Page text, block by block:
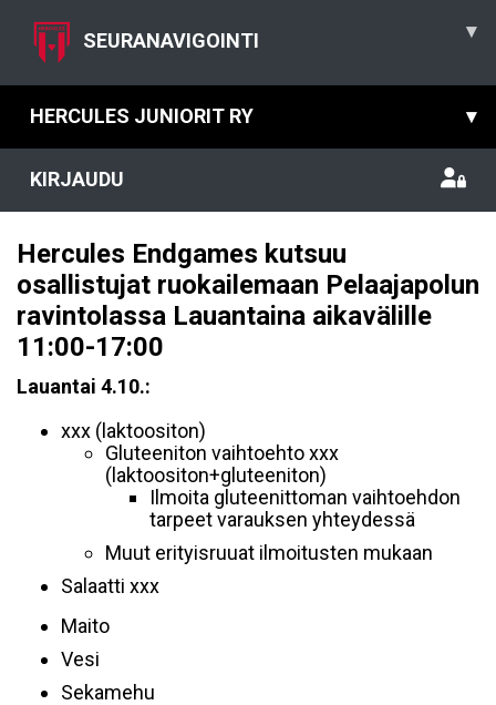
SEURANAVIGOINTI ▾
HERCULES JUNIORIT RY ▾
KIRJAUDU
Hercules Endgames kutsuu
osallistujat ruokailemaan Pelaajapolun
ravintolassa Lauantaina aikavälille
11:00-17:00
Lauantai 4.10.:
xxx (laktoositon)
Gluteeniton vaihtoehto xxx
(laktoositon+gluteeniton)
Ilmoita gluteenittoman vaihtoehdon
tarpeet varauksen yhteydessä
Muut erityisruuat ilmoitusten mukaan
Salaatti xxx
Maito
Vesi
Sekamehu